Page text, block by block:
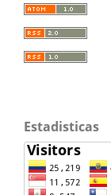
Estadisticas